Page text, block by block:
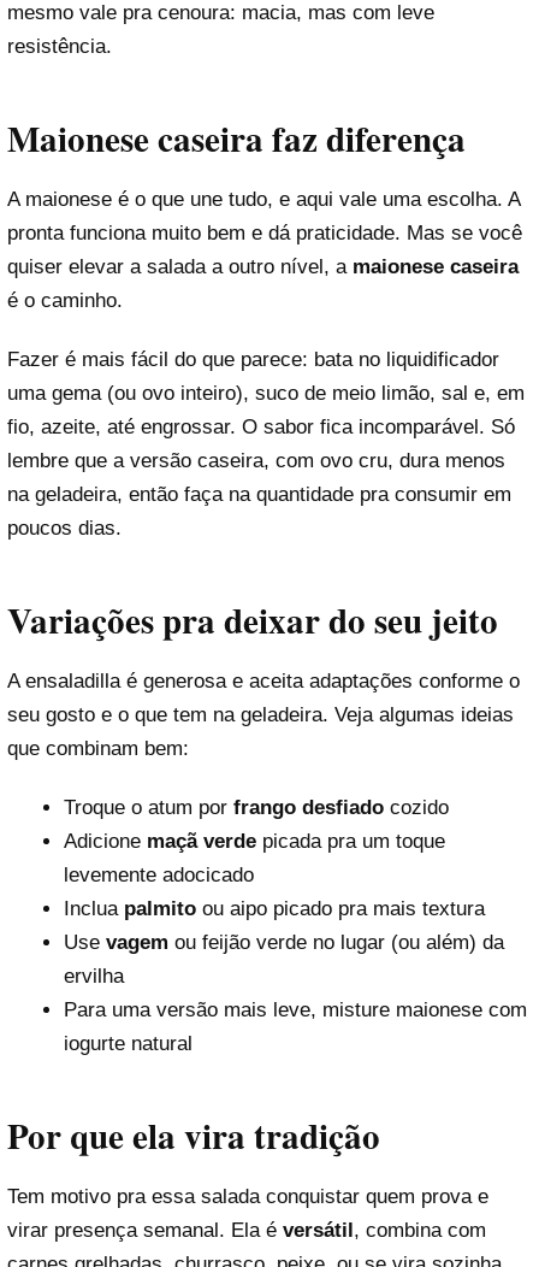
mesmo vale pra cenoura: macia, mas com leve
resistência.
Maionese caseira faz diferença
A maionese é o que une tudo, e aqui vale uma escolha. A
pronta funciona muito bem e dá praticidade. Mas se você
quiser elevar a salada a outro nível, a maionese caseira
é o caminho.
Fazer é mais fácil do que parece: bata no liquidificador
uma gema (ou ovo inteiro), suco de meio limão, sal e, em
fio, azeite, até engrossar. O sabor fica incomparável. Só
lembre que a versão caseira, com ovo cru, dura menos
na geladeira, então faça na quantidade pra consumir em
poucos dias.
Variações pra deixar do seu jeito
A ensaladilla é generosa e aceita adaptações conforme o
seu gosto e o que tem na geladeira. Veja algumas ideias
que combinam bem:
Troque o atum por frango desfiadocozido
Adicione maçã verdepicada pra um toque
levemente adocicado
Inclua palmitoou aipo picado pra mais textura
Use vagem ou feijão verde no lugar (ou além) da
ervilha
Para uma versão mais leve, misture maionese com
iogurte natural
Por que ela vira tradição
Tem motivo pra essa salada conquistar quem prova e
virar presença semanal. Ela é versátil, combina com